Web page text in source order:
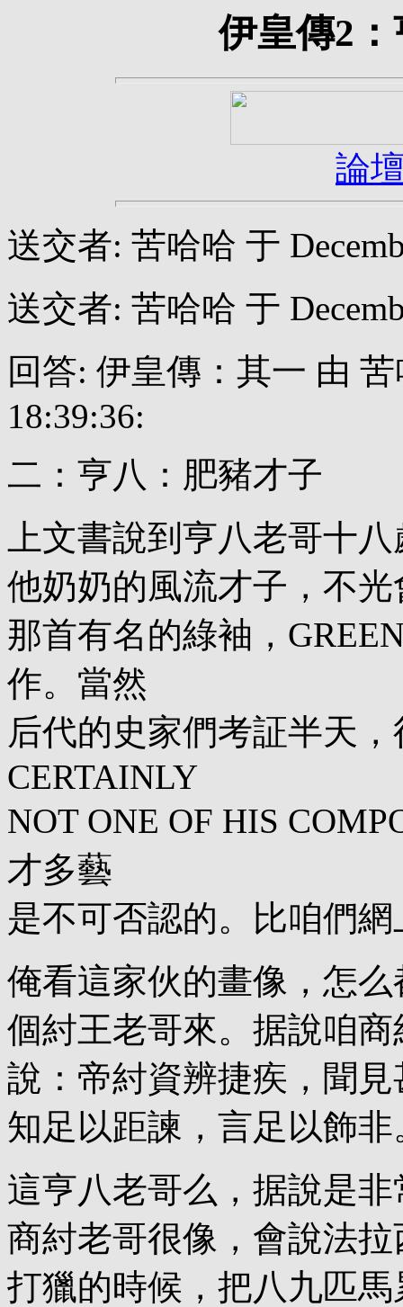
伊皇傳2
論
送交者: 苦哈哈 于
送交者: 苦哈哈 于
回答: 伊皇傳：其一 由 苦
18:39:36:
二：亨八：肥豬才子
上文書說到亨八老哥十
他奶奶的風流才子，不
那首有名的綠袖，
作。當然
后代的史家們考証半天
CERTAINLY
NOT ONE OF HIS
才多藝
是不可否認的。比咱們
俺看這家伙的畫像，怎
個紂王老哥來。据說咱
說：帝紂資辨捷疾，聞
知足以距諫，言足以飾非
這亨八老哥么，据說是
商紂老哥很像，會說法
打獵的時候，把八九匹